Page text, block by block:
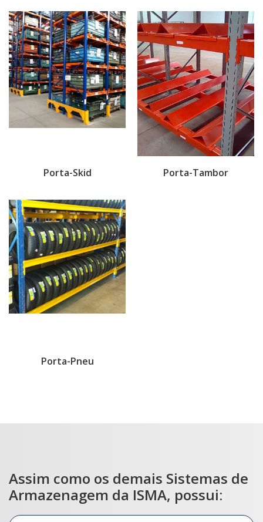
Porta-Skid Porta-Tambor
Porta-Pneu
Assim como os demais Sistemas de
Armazenagem da ISMA, possui: